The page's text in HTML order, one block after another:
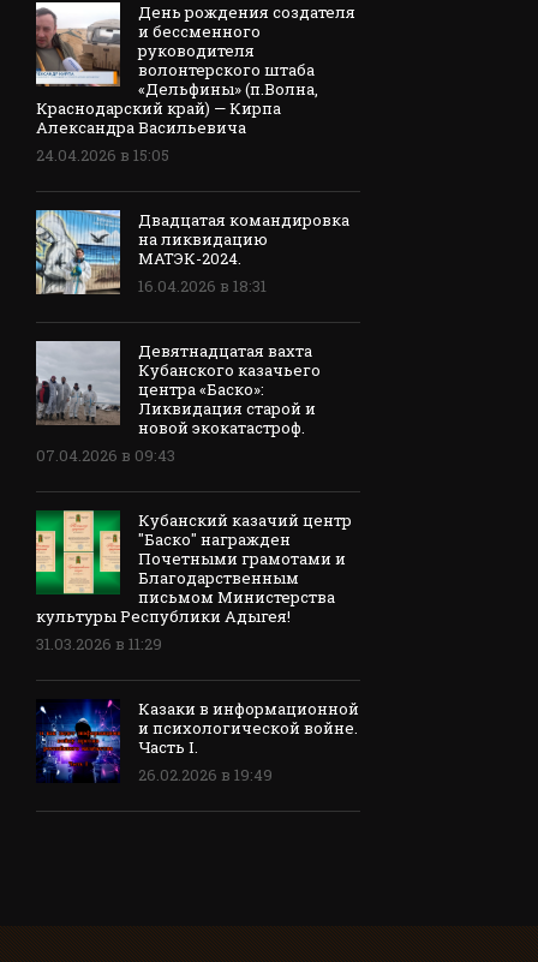
День рождения создателя
и бессменного
руководителя
волонтерского штаба
«Дельфины» (п.Волна,
Краснодарский край) — Кирпа
Александра Васильевича
24.04.2026 в 15:05
Двадцатая командировка
на ликвидацию
МАТЭК-2024.
16.04.2026 в 18:31
Девятнадцатая вахта
Кубанского казачьего
центра «Баско»:
Ликвидация старой и
новой экокатастроф.
07.04.2026 в 09:43
Кубанский казачий центр
"Баско" награжден
Почетными грамотами и
Благодарственным
письмом Министерства
культуры Республики Адыгея!
31.03.2026 в 11:29
Казаки в информационной
и психологической войне.
Часть I.
26.02.2026 в 19:49